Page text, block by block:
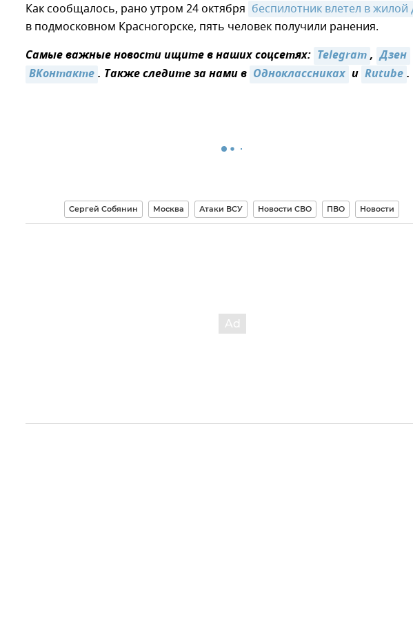
Как сообщалось, рано утром 24 октября беспилотник влетел в жилой
в подмосковном Красногорске, пять человек получили ранения.
Самые важные новости ищите в наших соцсетях: Telegram, Дзен
ВКонтакте. Также следите за нами в Одноклассниках и Rutube.
Сергей Собянин Москва Атаки ВСУ Новости СВО ПВО Новости